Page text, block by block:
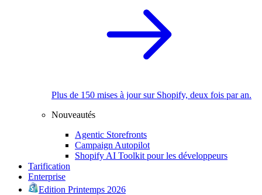
Plus de 150 mises à jour sur Shopify, deux fois par an.
Nouveautés
Agentic Storefronts
Campaign Autopilot
Shopify AI Toolkit pour les développeurs
Tarification
Enterprise
Edition Printemps 2026